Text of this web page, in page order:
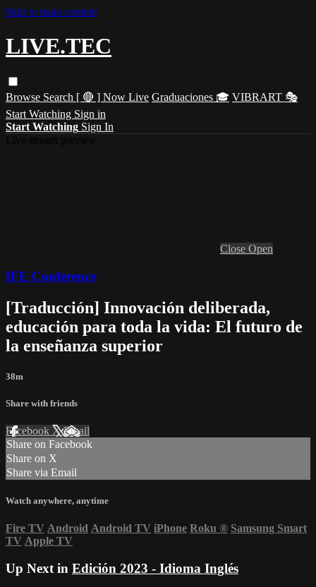
Skip to main content
LIVE.TEC
Browse Search [ 🔴 ] Now Live Graduaciones 🎓 VIBRART 🎭
Start Watching Sign in
Start Watching Sign In
Close Open
IFE Conference
[Traducción] Innovación deliberada,
educación para toda la vida: El futuro de
la enseñanza superior
38m
Share with friends
Facebook XEmail
Share on Facebook
Share on X
Share via Email
Watch anywhere, anytime
Fire TV Android Android TV iPhone Roku ® Samsung Smart
TV Apple TV
Up Next in Edición 2023 - Idioma Inglés